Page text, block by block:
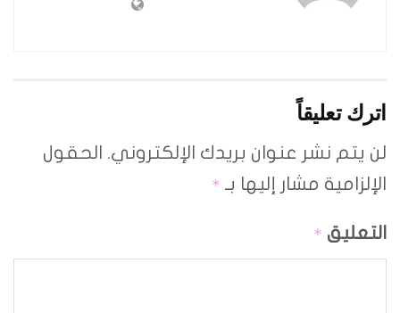
اترك تعليقاً
لن يتم نشر عنوان بريدك الإلكتروني. الحقول
الإلزامية مشار إليها بـ *
التعليق *